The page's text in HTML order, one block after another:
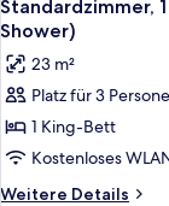
Accessible)
Fotos
für
1 King-
Bett
(Mobility
Accessible,
Standardzimmer,
Shower)
23 m²
Platz für 3
1 King-Bett
Kostenloses
Weitere Details
Weitere